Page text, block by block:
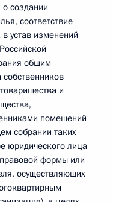
создании
соответствие
устав изменений
общим
и
помещений
собрании таких
юридического лица
формы или
осуществляющих